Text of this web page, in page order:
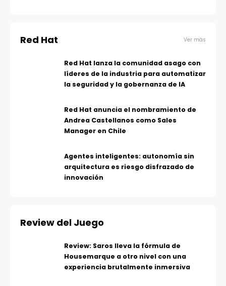
Red Hat Ver más
Red Hat lanza la comunidad asago con
líderes de la industria para automatizar
la seguridad y la gobernanza de IA
Red Hat anuncia el nombramiento de
Andrea Castellanos como Sales
Manager en Chile
Agentes inteligentes: autonomía sin
arquitectura es riesgo disfrazado de
innovación
Review del Juego
Review: Saros lleva la fórmula de
Housemarque a otro nivel con una
experiencia brutalmente inmersiva